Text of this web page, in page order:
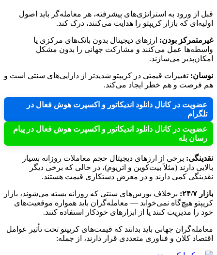
قبل از ورود به استراتژی‌های پیشرفته، هر معامله‌گر باید اصول
اولیه‌ای که بازار کریپتو را هدایت می‌کنند، درک کند.
غیرمتمرکز بودن: ارزهای دیجیتال بدون بانک‌های مرکزی یا
واسطه‌ها عمل می‌کنند و مشارکت جهانی را بدون مشکل
امکان‌پذیر می‌سازند.
نوسان: تغییرات قیمتی در کریپتو شدیدتر از دارایی‌های سنتی است و
هم فرصت و هم خطر ایجاد می‌کند.
عضویت در کانال دانلود اندیکاتور و اکسپرت هوش فعال در
تلگرام
عضویت در کانال دانلود اندیکاتور و اکسپرت هوش فعال در پیام
رسان بله
نقدینگی: برخی از ارزهای دیجیتال حجم معاملات روزانه بسیار
بالایی دارند (مثلاً بیت‌کوین و اتریوم)، در حالی که برخی دیگر
نقدینگی کمی دارند و در معرض دستکاری قیمت هستند.
بازار ۲۴/۷:
برخلاف بورس‌های سنتی که روزانه بسته می‌شوند، بازار
کریپتو هیچ‌گاه نمی‌خوابد — معامله‌گران باید همواره موقعیت‌های
خود را مدیریت کنند یا از ابزارهای خودکار استفاده کنند.
معامله‌گران جهانی باید بدانند که قیمت‌های کریپتو تحت تأثیر عوامل
اقتصاد کلان و فناوری متعددی قرار دارند، از جمله: